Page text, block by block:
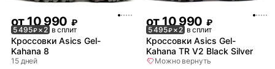
от10 990 ₽
5 495₽× 2 в сплит
Кроссовки Asics Gel-
Kahana 8
15 дней
от10 990 ₽
5 495₽× 2 в сплит
Кроссовки Asics Gel-
Kahana TR V2 Black Silver
Можно вернуть